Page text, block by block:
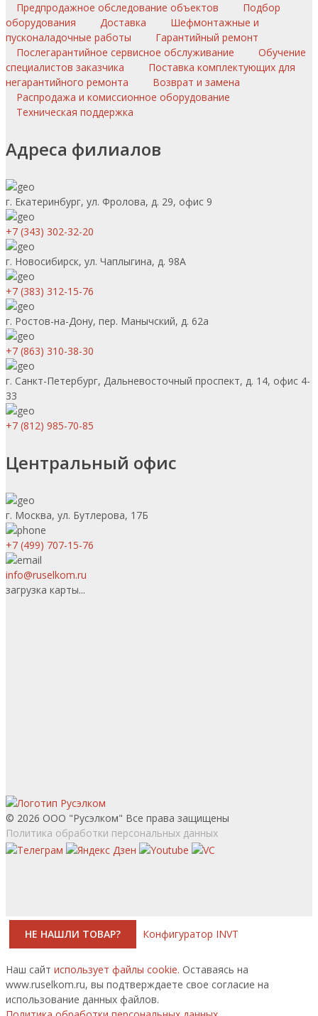
Предпродажное обследование объектов
Подбор
оборудования
Доставка
Шефмонтажные и
пусконаладочные работы
Гарантийный ремонт
Послегарантийное сервисное обслуживание
Обучение
специалистов заказчика
Поставка комплектующих для
негарантийного ремонта
Возврат и замена
Распродажа и комиссионное оборудование
Техническая поддержка
Адреса филиалов
г. Екатеринбург, ул. Фролова, д. 29, офис 9
+7 (343) 302-32-20
г. Новосибирск, ул. Чаплыгина, д. 98А
+7 (383) 312-15-76
г. Ростов-на-Дону, пер. Манычский, д. 62а
+7 (863) 310-38-30
г. Санкт-Петербург, Дальневосточный проспект, д. 14, офис 4-
33
+7 (812) 985-70-85
Центральный офис
г. Москва, ул. Бутлерова, 17Б
+7 (499) 707-15-76
info@ruselkom.ru
загрузка карты...
© 2026 ООО "Русэлком" Все права защищены
Политика обработки персональных данных
НЕ НАШЛИ ТОВАР? Конфигуратор INVT
Наш сайт использует файлы cookie. Оставаясь на
www.ruselkom.ru, вы подтверждаете свое согласие на
использование данных файлов.